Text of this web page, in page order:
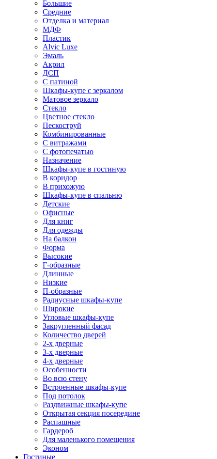
Большие
Средние
Отделка и материал
МДФ
Пластик
Alvic Luxe
Эмаль
Акрил
ДСП
С патиной
Шкафы-купе с зеркалом
Матовое зеркало
Стекло
Цветное стекло
Пескоструй
Комбинированные
С витражами
С фотопечатью
Назначение
Шкафы-купе в гостиную
В коридор
В прихожую
Шкафы-купе в спальню
Детские
Офисные
Для книг
Для одежды
На балкон
Форма
Высокие
Г-образные
Длинные
Низкие
П-образные
Радиусные шкафы-купе
Широкие
Угловые шкафы-купе
Закругленный фасад
Количество дверей
2-х дверные
3-х дверные
4-х дверные
Особенности
Во всю стену
Встроенные шкафы-купе
Под потолок
Раздвижные шкафы-купе
Открытая секция посередине
Распашные
Гардероб
Для маленького помещения
Эконом
Гостиные